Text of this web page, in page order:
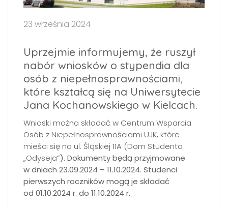
23 września 2024
Uprzejmie informujemy, że ruszył
nabór wniosków o stypendia dla
osób z niepełnosprawnościami,
które kształcą się na Uniwersytecie
Jana Kochanowskiego w Kielcach.
Wnioski można składać w Centrum Wsparcia
Osób z Niepełnosprawnościami UJK, które
mieści się na ul. Śląskiej 11A (Dom Studenta
„Odyseja”). Dokumenty będą przyjmowane
w dniach 23.09.2024 – 11.10.2024. Studenci
pierwszych roczników mogą je składać
od 01.10.2024 r. do 11.10.2024 r.